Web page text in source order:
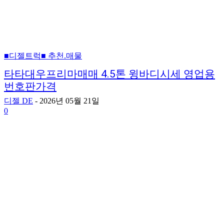
■디젤트럭■ 추천.매물
타타대우프리마매매 4.5톤 윙바디시세 영업용
번호판가격
디젤 DE - 2026년 05월 21일
0